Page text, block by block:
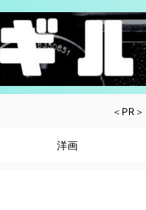
＜PR＞
洋画